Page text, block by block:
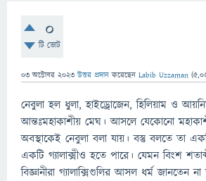
0
টি ভোট
03 অক্টোবর 2023 উত্তর প্রদান করেছেন Labib Uzzaman (
নেবুলা হল ধুলা, হাইড্রোজেন, হিলিয়াম ও
আন্তঃমহাকাশীয় মেঘ। আসলে যেকোনো
অবস্থাকেই নেবুলা বলা যায়। বস্তু বলতে তা
একটি গ্যালাক্সীও হতে পারে। যেমন বিংশ
বিজ্ঞানীরা গ্যালাক্সিগুলির আসল ধর্ম জানতেন